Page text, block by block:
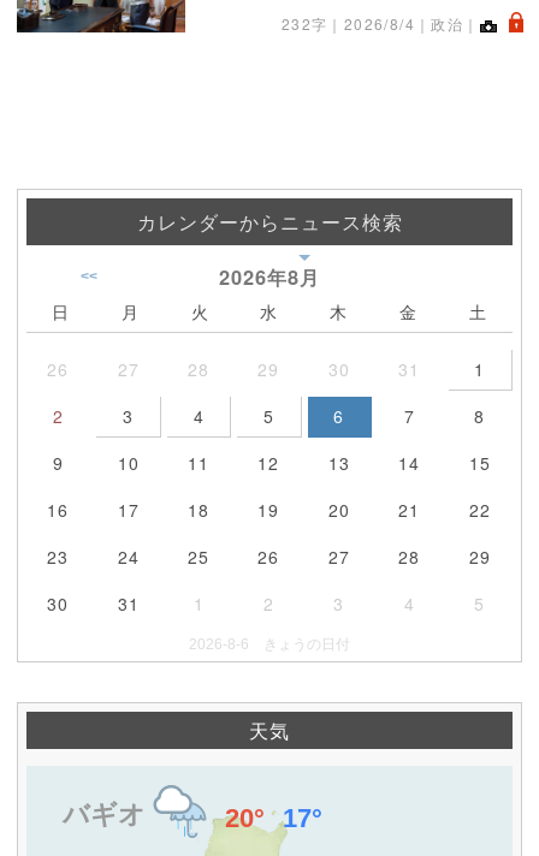
232字｜ 2026/8/4 ｜政治｜ .
カレンダーからニュース検索
2026年8月
<<
日 月 火 水 木 金 土
26 27 28 29 30 31
1
2
3 4 5 6 7
8
9
10 11 12 13 14
15
16
17 18 19 20 21
22
23
24 25 26 27 28
29
30
31 1 2 3 4 5
2026-8-6 きょうの日付
天気